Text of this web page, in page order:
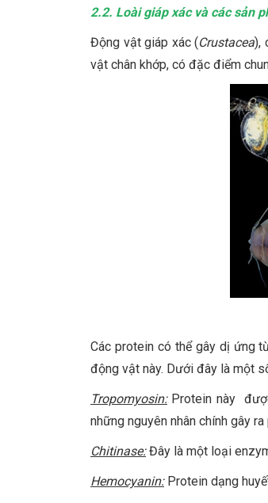
2.2. Loài giáp xác và các sản
Động vật giáp xác (Crustacea),
vật chân khớp, có đặc điểm
Các protein có thể gây dị ứng
động vật này. Dưới đây là một
Tropomyosin:Protein này
những nguyên nhân chính gây
Chitinase:Đây là một loại
Hemocyanin:Protein dạng